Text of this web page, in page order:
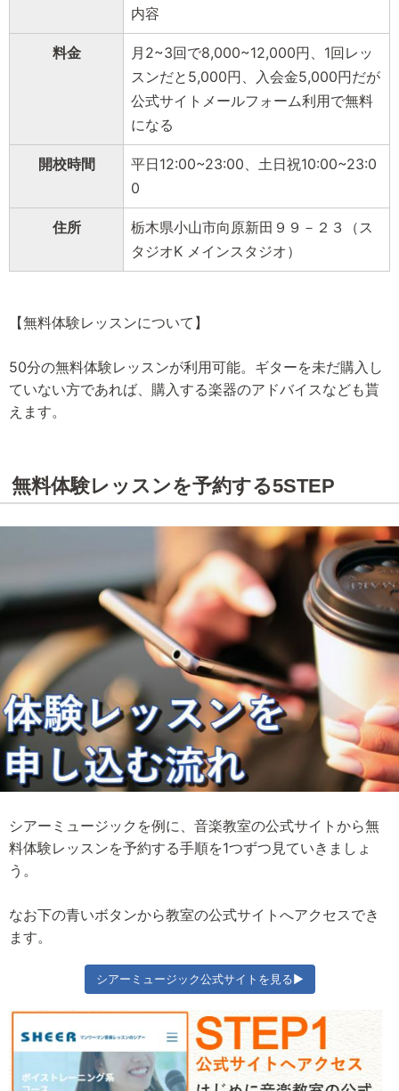
内容
料金
月2~3回で8,000~12,000円、1回レッ
スンだと5,000円、入会金5,000円だが
公式サイトメールフォーム利用で無料
になる
開校時間
平日12:00~23:00、土日祝10:00~23:0
0
住所
栃木県小山市向原新田９９－２３（ス
タジオK メインスタジオ）
【無料体験レッスンについて】
50分の無料体験レッスンが利用可能。ギターを未だ購入し
ていない方であれば、購入する楽器のアドバイスなども貰
えます。
無料体験レッスンを予約する5STEP
シアーミュージックを例に、音楽教室の公式サイトから無
料体験レッスンを予約する手順を1つずつ見ていきましょ
う。
なお下の青いボタンから教室の公式サイトへアクセスでき
ます。
シアーミュージック公式サイトを見る▶